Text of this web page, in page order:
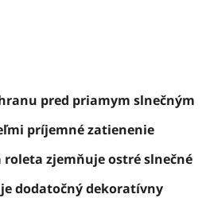
pred priamym slnečným
príjemné zatienenie
zjemňuje ostré slnečné
dodatočný dekoratívny